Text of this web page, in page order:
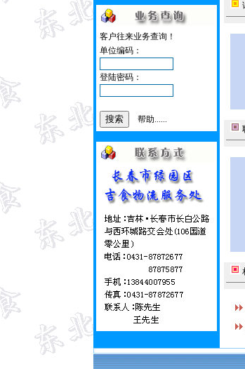
客户往来业务查询！
单位编码：
登陆密码：
帮助......